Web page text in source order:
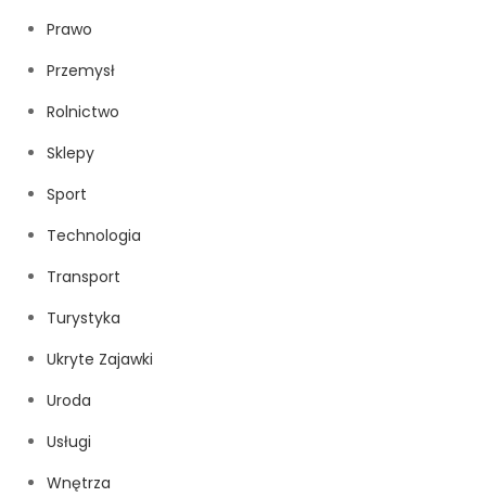
Prawo
Przemysł
Rolnictwo
Sklepy
Sport
Technologia
Transport
Turystyka
Ukryte Zajawki
Uroda
Usługi
Wnętrza